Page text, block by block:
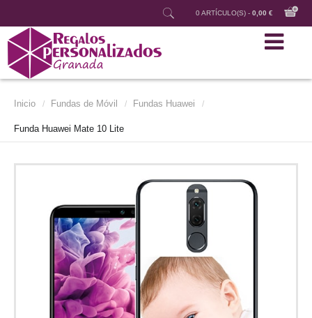
0 ARTÍCULO(S) - 0,00 €
Inicio / Fundas de Móvil / Fundas Huawei /
Funda Huawei Mate 10 Lite